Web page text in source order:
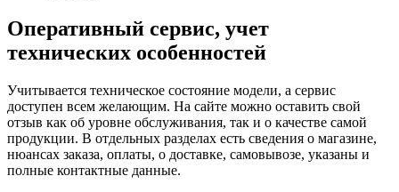
Оперативный сервис, учет
технических особенностей
Учитывается техническое состояние модели, а сервис
доступен всем желающим. На сайте можно оставить свой
отзыв как об уровне обслуживания, так и о качестве самой
продукции. В отдельных разделах есть сведения о магазине,
нюансах заказа, оплаты, о доставке, самовывозе, указаны и
полные контактные данные.